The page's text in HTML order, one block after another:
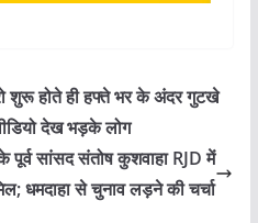
शुरू होते ही हफ्ते भर के अंदर गुटखे
देख भड़के लोग
पूर्व सांसद संतोष कुशवाहा RJD में
धमदाहा से चुनाव लड़ने की चर्चा